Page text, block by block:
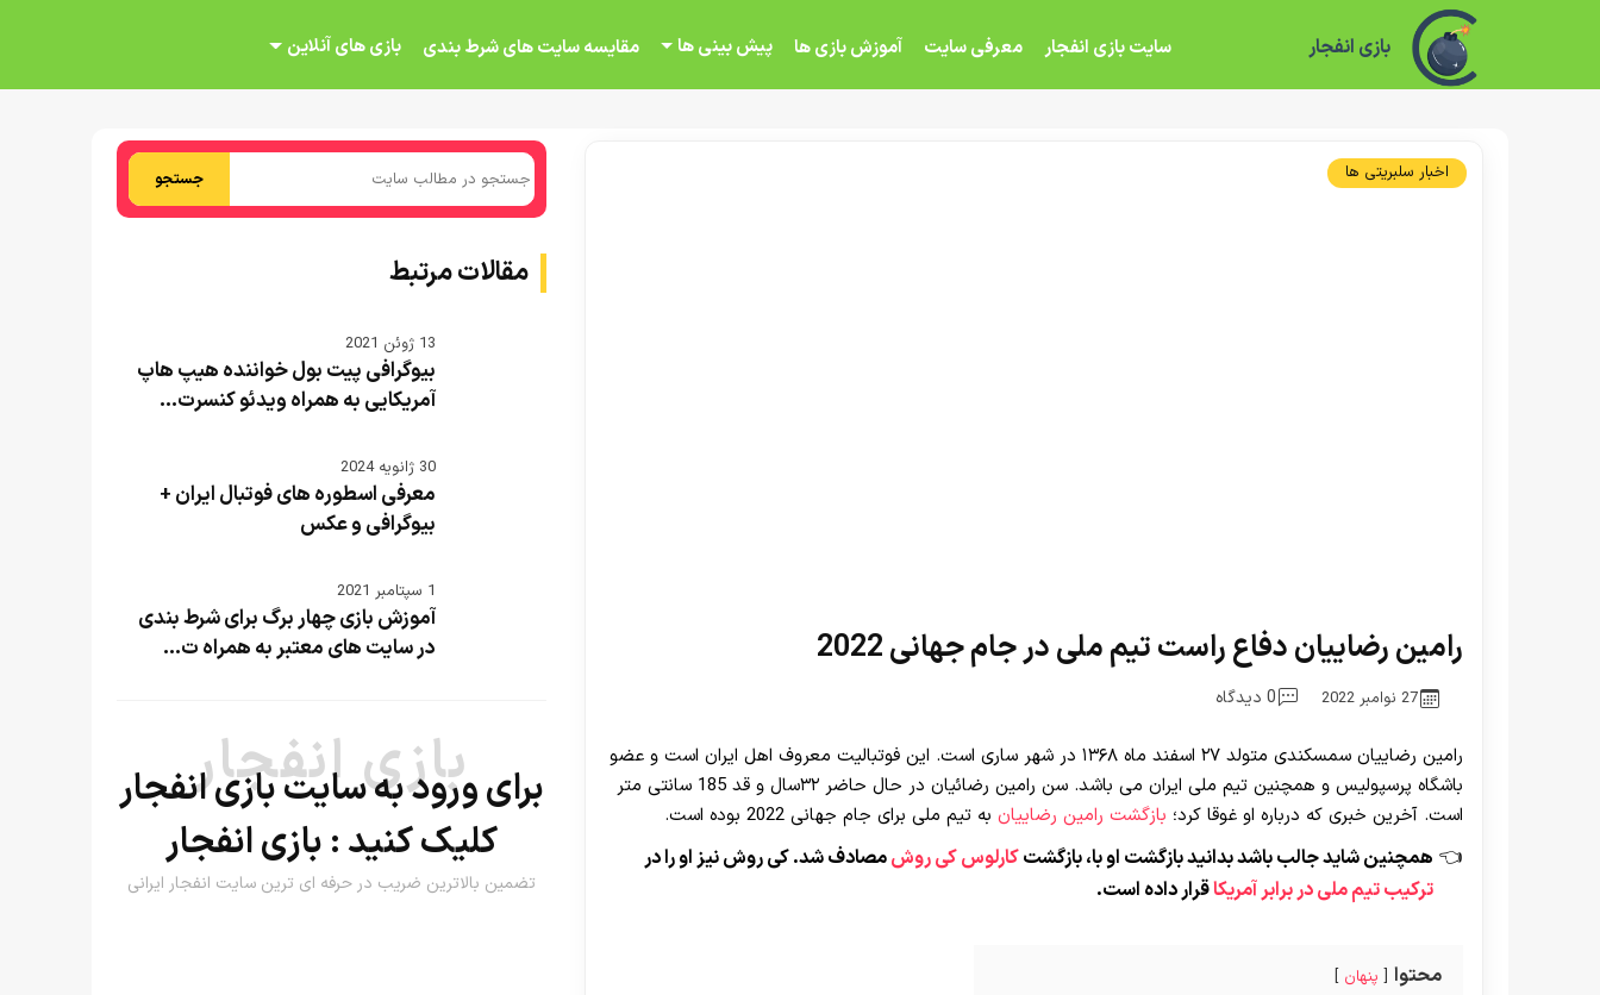
بازی انفجار سایت بازی انفجار معرفی سایت آموزش بازی ها پیش بینی ها مقایسه سایت های شرط بندی بازی های آنلاین
اخبار سلبریتی ها
رامین رضاییان دفاع راست تیم ملی در جام جهانی 2022
27 نوامبر 2022 0 دیدگاه
رامین رضاییان سمسکندی متولد ۲۷ اسفند ماه ۱۳۶۸ در شهر ساری است. این فوتبالیت معروف اهل ایران است و عضو
باشگاه پرسپولیس و همچنین تیم ملی ایران می باشد. سن رامین رضائیان در حال حاضر ۳۲سال و قد 185 سانتی متر
است. آخرین خبری که درباره او غوقا کرد؛ بازگشت رامین رضاییان به تیم ملی برای جام جهانی 2022 بوده است.
همچنین شاید جالب باشد بدانید بازگشت او با، بازگشتکارلوس کی روشمصادف شد. کی روش نیز او را در
ترکیب تیم ملی در برابر آمریکاقرار داده است.
محتوا پنهان
جستجو
مقالات مرتبط
13 ژوئن 2021
بیوگرافی پیت بول خواننده هیپ هاپ
آمریکایی به همراه ویدئو کنسرت...
30 ژانویه 2024
معرفی اسطوره های فوتبال ایران +
بیوگرافی و عکس
1 سپتامبر 2021
آموزش بازی چهار برگ برای شرط بندی
در سایت های معتبر به همراه ت...
بازی انفجار
برای ورود به سایت بازی انفجار
کلیک کنید : بازی انفجار
تضمین بالاترین ضریب در حرفه ای ترین سایت انفجار ایرانی